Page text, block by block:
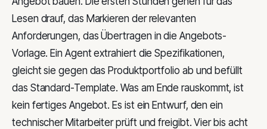
Lesen drauf, das Markieren der relevanten
Anforderungen, das Übertragen in die Angebots-
Vorlage. Ein Agent extrahiert die Spezifikationen,
gleicht sie gegen das Produktportfolio ab und befüllt
das Standard-Template. Was am Ende rauskommt, ist
kein fertiges Angebot. Es ist ein Entwurf, den ein
technischer Mitarbeiter prüft und freigibt. Vier bis acht